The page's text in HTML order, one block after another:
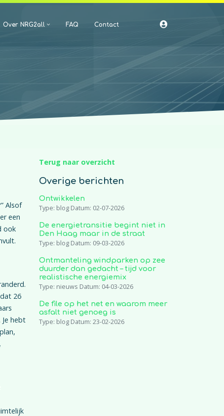
Over NRG2all FAQ Contact
Alsof
een
ook
26
hebt
Terug naar overzicht
Overige berichten
Ontwikkelen
Type: blog Datum: 02-07-2026
De energietransitie begint niet in
Den Haag maar in de straat
Type: blog Datum: 09-03-2026
Ontmanteling windparken op zee
duurder dan gedacht – tijd voor
realistische energiemix
Type: nieuws Datum: 04-03-2026
De file op het net en waarom meer
asfalt niet genoeg is
Type: blog Datum: 23-02-2026